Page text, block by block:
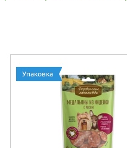
Упаковка